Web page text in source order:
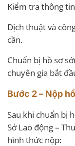
Kiểm tra thông
Dịch thuật và
cần.
Chuẩn bị hồ sơ
chuyên gia bắt
Bước 2 – Nộp
Sau khi chuẩn bị
Sở Lao động –
hình thức nộp: